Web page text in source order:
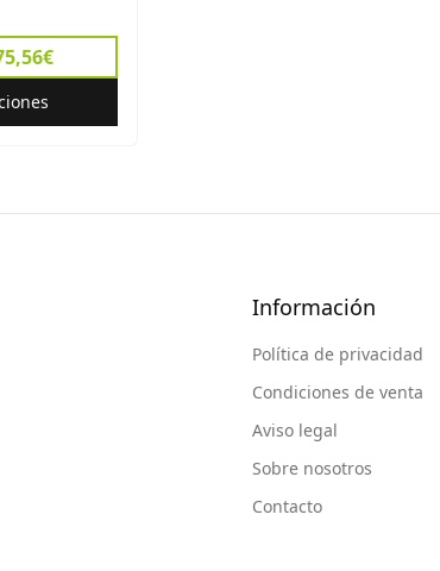
Información
Política de privacidad
Condiciones de venta
Aviso legal
Sobre nosotros
Contacto